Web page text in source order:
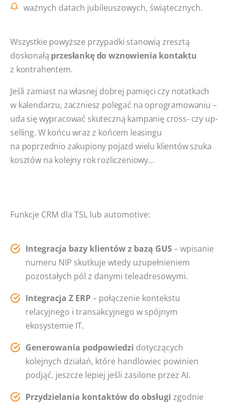
ważnych datach jubileuszowych, świątecznych.
Wszystkie powyższe przypadki stanowią zresztą
doskonałą przesłankę do wznowienia kontaktu
z kontrahentem.
Jeśli zamiast na własnej dobrej pamięci czy notatkach
w kalendarzu, zaczniesz polegać na oprogramowaniu –
uda się wypracować skuteczną kampanię cross- czy up-
selling. W końcu wraz z końcem leasingu
na poprzednio zakupiony pojazd wielu klientów szuka
kosztów na kolejny rok rozliczeniowy…
Funkcje CRM dla TSL lub automotive:
Integracja bazy klientów z bazą GUS – wpisanie
numeru NIP skutkuje wtedy uzupełnieniem
pozostałych pól z danymi teleadresowymi.
Integracja Z ERP– połączenie kontekstu
relacyjnego i transakcyjnego w spójnym
ekosystemie IT.
Generowania podpowiedzi dotyczących
kolejnych działań, które handlowiec powinien
podjąć, jeszcze lepiej jeśli zasilone przez AI.
Przydzielania kontaktówdo obsługi zgodnie